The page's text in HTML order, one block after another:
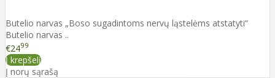
Butelio narvas „Boso sugadintoms nervų ląstelėms atstatyti“
Butelio narvas ..
€2499
Į krepšelį
Į norų sąrašą